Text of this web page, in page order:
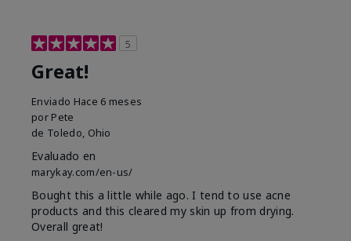
5
Great!
Enviado Hace 6 meses
por Pete
de Toledo, Ohio
Evaluado en
marykay.com/en-us/
Bought this a little while ago. I tend to use acne
products and this cleared my skin up from drying.
Overall great!